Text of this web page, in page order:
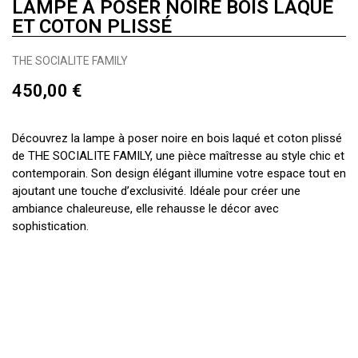
LAMPE À POSER NOIRE BOIS LAQUÉ
ET COTON PLISSÉ
THE SOCIALITE FAMILY
450,00 €
Découvrez la lampe à poser noire en bois laqué et coton plissé
de THE SOCIALITE FAMILY, une pièce maîtresse au style chic et
contemporain. Son design élégant illumine votre espace tout en
ajoutant une touche d’exclusivité. Idéale pour créer une
ambiance chaleureuse, elle rehausse le décor avec
sophistication.